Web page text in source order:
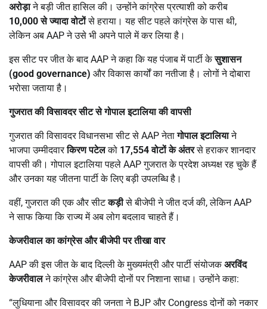
अरोड़ाने बड़ी जीत हासिल की। उन्होंने कांग्रेस प्रत्याशी को करीब
10,000से ज्यादा वोटोंसे हराया। यह सीट पहले कांग्रेस के पास थी,
लेकिन अब AAP ने उसे भी अपने पाले में कर लिया है।
इस सीट पर जीत के बाद AAP ने कहा कि यह पंजाब में पार्टी केसुशासन
(good governance) और विकास कार्यों का नतीजा है। लोगों ने दोबारा
भरोसा जताया है।
गुजरात की विसावदर सीट से गोपाल इटालिया की वापसी
गुजरात की विसावदर विधानसभा सीट से AAP नेतागोपाल इटालियाने
भाजपा उम्मीदवारकिरण पटेलको 17,554वोटों के अंतरसे हराकर शानदार
वापसी की। गोपाल इटालिया पहले AAP गुजरात के प्रदेश अध्यक्ष रह चुके हैं
और उनका यह जीतना पार्टी के लिए बड़ी उपलब्धि है।
वहीं, गुजरात की एक और सीटकड़ीसे बीजेपी ने जीत दर्ज की, लेकिन AAP
ने साफ किया कि राज्य में अब लोग बदलाव चाहते हैं।
केजरीवाल का कांग्रेस और बीजेपी पर तीखा वार
AAP की इस जीत के बाद दिल्ली के मुख्यमंत्री और पार्टी संयोजकअरविंद
केजरीवालने कांग्रेस और बीजेपी दोनों पर निशाना साधा। उन्होंने कहा:
“लुधियाना और विसावदर की जनता ने BJP और Congress दोनों को नकार